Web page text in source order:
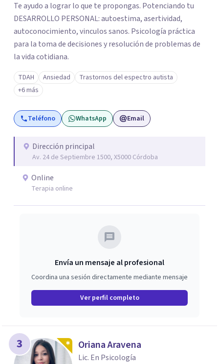
Te ayudo a lograr lo que te propongas. Potenciando tu
DESARROLLO PERSONAL: autoestima, asertividad,
autoconocimiento, vinculos sanos. Psicología práctica
para la toma de decisiones y resolución de problemas de
la vida cotidiana.
TDAH Ansiedad
Trastornos del espectro autista
+6 más
Teléfono WhatsApp Email
Dirección principal
Av. 24 de Septiembre 1500, X5000 Córdoba
Online
Terapia online
Envía un mensaje al profesional
Coordina una sesión directamente mediante mensaje
Ver perfil completo
3 Oriana Aravena
Lic. En Psicología